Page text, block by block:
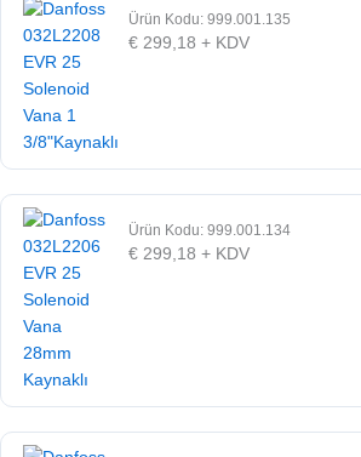
Ürün Kodu: 999.001.135
€ 299,18 + KDV
Ürün Kodu: 999.001.134
€ 299,18 + KDV